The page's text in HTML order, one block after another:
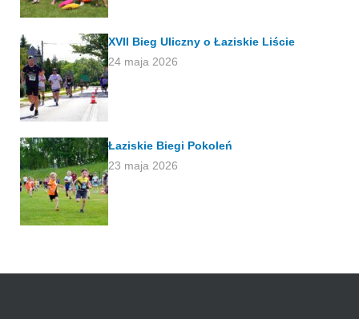
XVII Bieg Uliczny o Łaziskie Liście
24 maja 2026
Łaziskie Biegi Pokoleń
23 maja 2026